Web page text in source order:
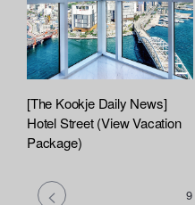
[The Kookje Daily News]
Hotel Street (View Vacation
Package)
9/